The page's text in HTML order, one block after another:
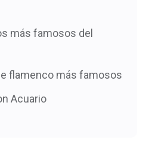
más famosos del
flamenco más famosos
Acuario